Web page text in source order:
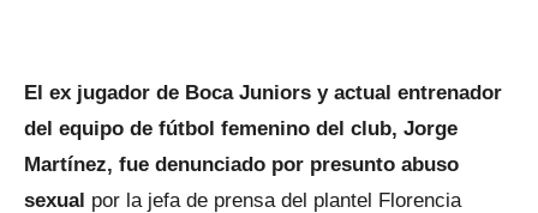
El ex jugador de Boca Juniors y actual entrenador
del equipo de fútbol femenino del club, Jorge
Martínez, fue denunciado por presunto abuso
sexual por la jefa de prensa del plantel Florencia